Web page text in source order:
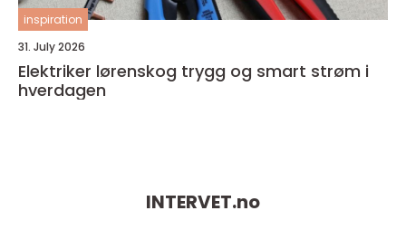
inspiration
31. July 2026
Elektriker lørenskog trygg og smart strøm i
hverdagen
INTERVET.no